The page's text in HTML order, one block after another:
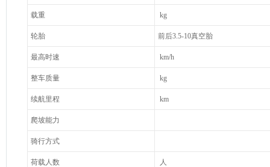
载重 kg
轮胎 前后3.5-10真空胎
最高时速 km/h
整车质量 kg
续航里程 km
爬坡能力
骑行方式
荷载人数 人